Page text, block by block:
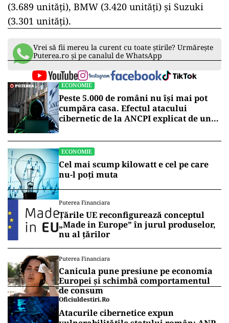
(3.689 unități), BMW (3.420 unități) și Suzuki
(3.301 unități).
Vrei să fii mereu la curent cu toate știrile? Urmărește
Puterea.ro și pe canalul de WhatsApp
ECONOMIE
Peste 5.000 de români nu își mai pot
cumpăra casa. Efectul atacului
cibernetic de la ANCPI explicat de un
ECONOMIE
Cel mai scump kilowatt e cel pe care
nu-l poți muta
Puterea Financiara
Țările UE reconfigurează conceptul
„Made in Europe” în jurul produselor,
nu al țărilor
Puterea Financiara
Canicula pune presiune pe economia
Europei și schimbă comportamentul
de consum
Oficiuldestiri.ro
Atacurile cibernetice expun